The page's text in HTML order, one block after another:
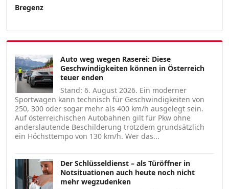
Bregenz
Auto weg wegen Raserei: Diese
Geschwindigkeiten können in Österreich
teuer enden
Stand: 6. August 2026. Ein moderner
Sportwagen kann technisch für Geschwindigkeiten von
250, 300 oder sogar mehr als 400 km/h ausgelegt sein.
Auf österreichischen Autobahnen gilt für Pkw ohne
anderslautende Beschilderung trotzdem grundsätzlich
ein Höchsttempo von 130 km/h. Wer das...
Der Schlüsseldienst – als Türöffner in
Notsituationen auch heute noch nicht
mehr wegzudenken